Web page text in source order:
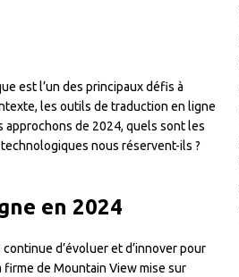
est l’un des principaux défis à
les outils de traduction en ligne
de 2024, quels sont les
nous réservent-ils ?
en 2024
d’évoluer et d’innover pour
de Mountain View mise sur